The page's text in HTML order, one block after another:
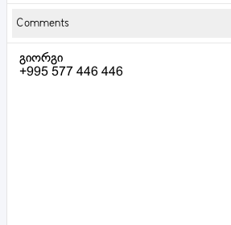
Comments
გიორგი
+995 577 446 446